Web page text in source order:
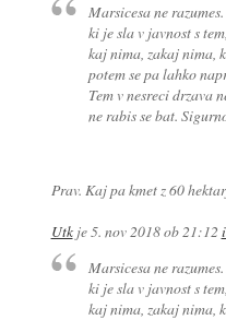
Marsicesa ne
ki je sla v javnost s
kaj nima, zakaj nima,
potem se pa lahko
Tem v nesreci drzava
ne rabis se bat.
Prav. Kaj pa kmet z 60
Utkje5. nov 2018 ob 21:12
Marsicesa ne
ki je sla v javnost s
kaj nima, zakaj nima,